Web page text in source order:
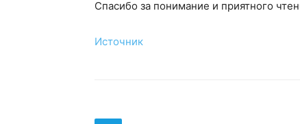
Спасибо за понимание и приятного
Источник